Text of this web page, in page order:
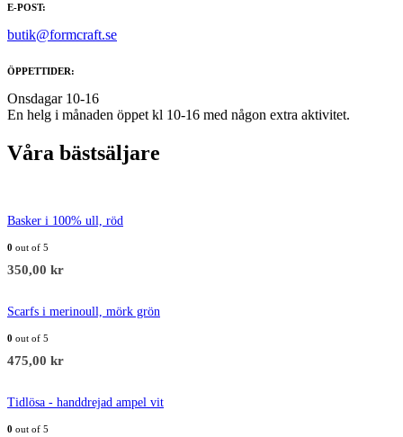
E-POST:
butik@formcraft.se
ÖPPETTIDER:
Onsdagar 10-16
En helg i månaden öppet kl 10-16 med någon extra aktivitet.
Våra bästsäljare
Basker i 100% ull, röd
0 out of 5
350,00 kr
Scarfs i merinoull, mörk grön
0 out of 5
475,00 kr
Tidlösa - handdrejad ampel vit
0 out of 5